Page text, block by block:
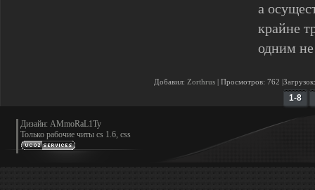
а
крайне
одним
Добавил: Zorthrus | Просмотров: 762
1-8
Дизайн: AMmoRaL1Ty
Только рабочие читы cs 1.6, css